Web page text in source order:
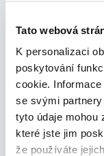
Tato webová
K personalizaci
poskytování
cookie.
se svými
tyto údaje mohou
které jste jim
že používáte
leden
Výkaz zdrojů a
měsíční
31. ledna 2022